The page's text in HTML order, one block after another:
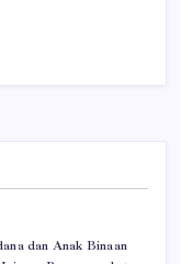
dan Anak Binaan